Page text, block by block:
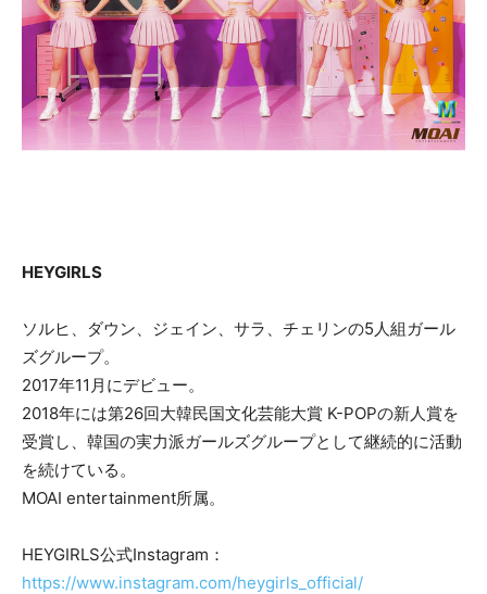
HEYGIRLS
ソルヒ、ダウン、ジェイン、サラ、チェリンの5人組ガール
ズグループ。
2017年11月にデビュー。
2018年には第26回大韓民国文化芸能大賞 K-POPの新人賞を
受賞し、韓国の実力派ガールズグループとして継続的に活動
を続けている。
MOAI entertainment所属。
HEYGIRLS公式Instagram：
https://www.instagram.com/heygirls_official/